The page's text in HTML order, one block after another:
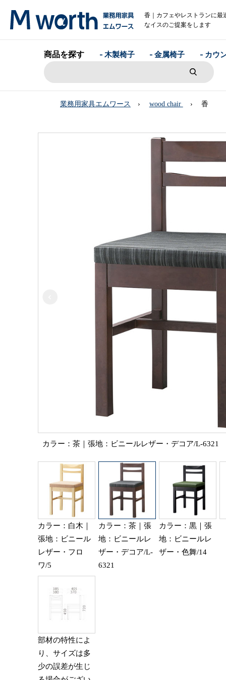
香｜カフェやレストランに最
なイスのご提案をします
商品を探す - 木製椅子 - 金属椅子 - カウ
業務用家具エムワース wood chair 香
カラー：茶｜張地：ビニールレザー・デコア/L-6321
カラー：白木｜
張地：ビニール
レザー・フロ
ワ/5
カラー：茶｜張
地：ビニールレ
ザー・デコア/L-
6321
カラー：黒｜張
地：ビニールレ
ザー・色舞/14
部材の特性によ
り、サイズは多
少の誤差が生じ